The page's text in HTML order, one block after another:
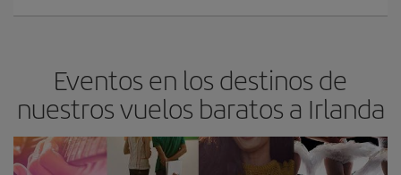
Eventos en los destinos de
nuestros vuelos baratos a Irlanda